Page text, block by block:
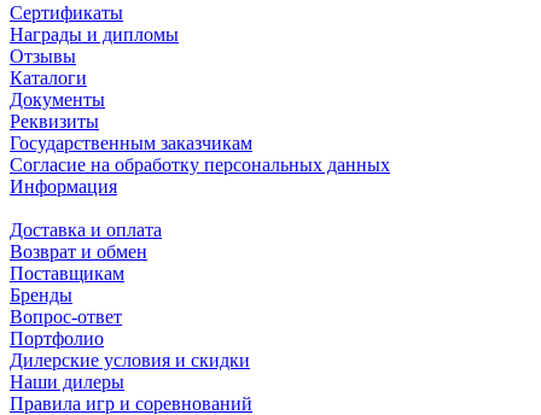
Сертификаты
Награды и дипломы
Отзывы
Каталоги
Документы
Реквизиты
Государственным заказчикам
Согласие на обработку персональных данных
Информация
Доставка и оплата
Возврат и обмен
Поставщикам
Бренды
Вопрос-ответ
Портфолио
Дилерские условия и скидки
Наши дилеры
Правила игр и соревнований